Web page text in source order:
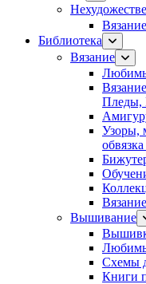
Вязание
Библиотека
Вязание
Пледы,
Узоры,
Вышивание
Схемы
Книги